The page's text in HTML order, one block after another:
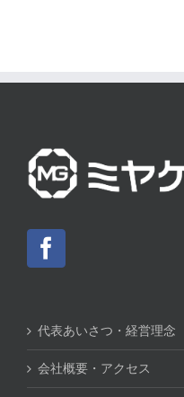
代表あいさつ・経営理念
会社概要・アクセス